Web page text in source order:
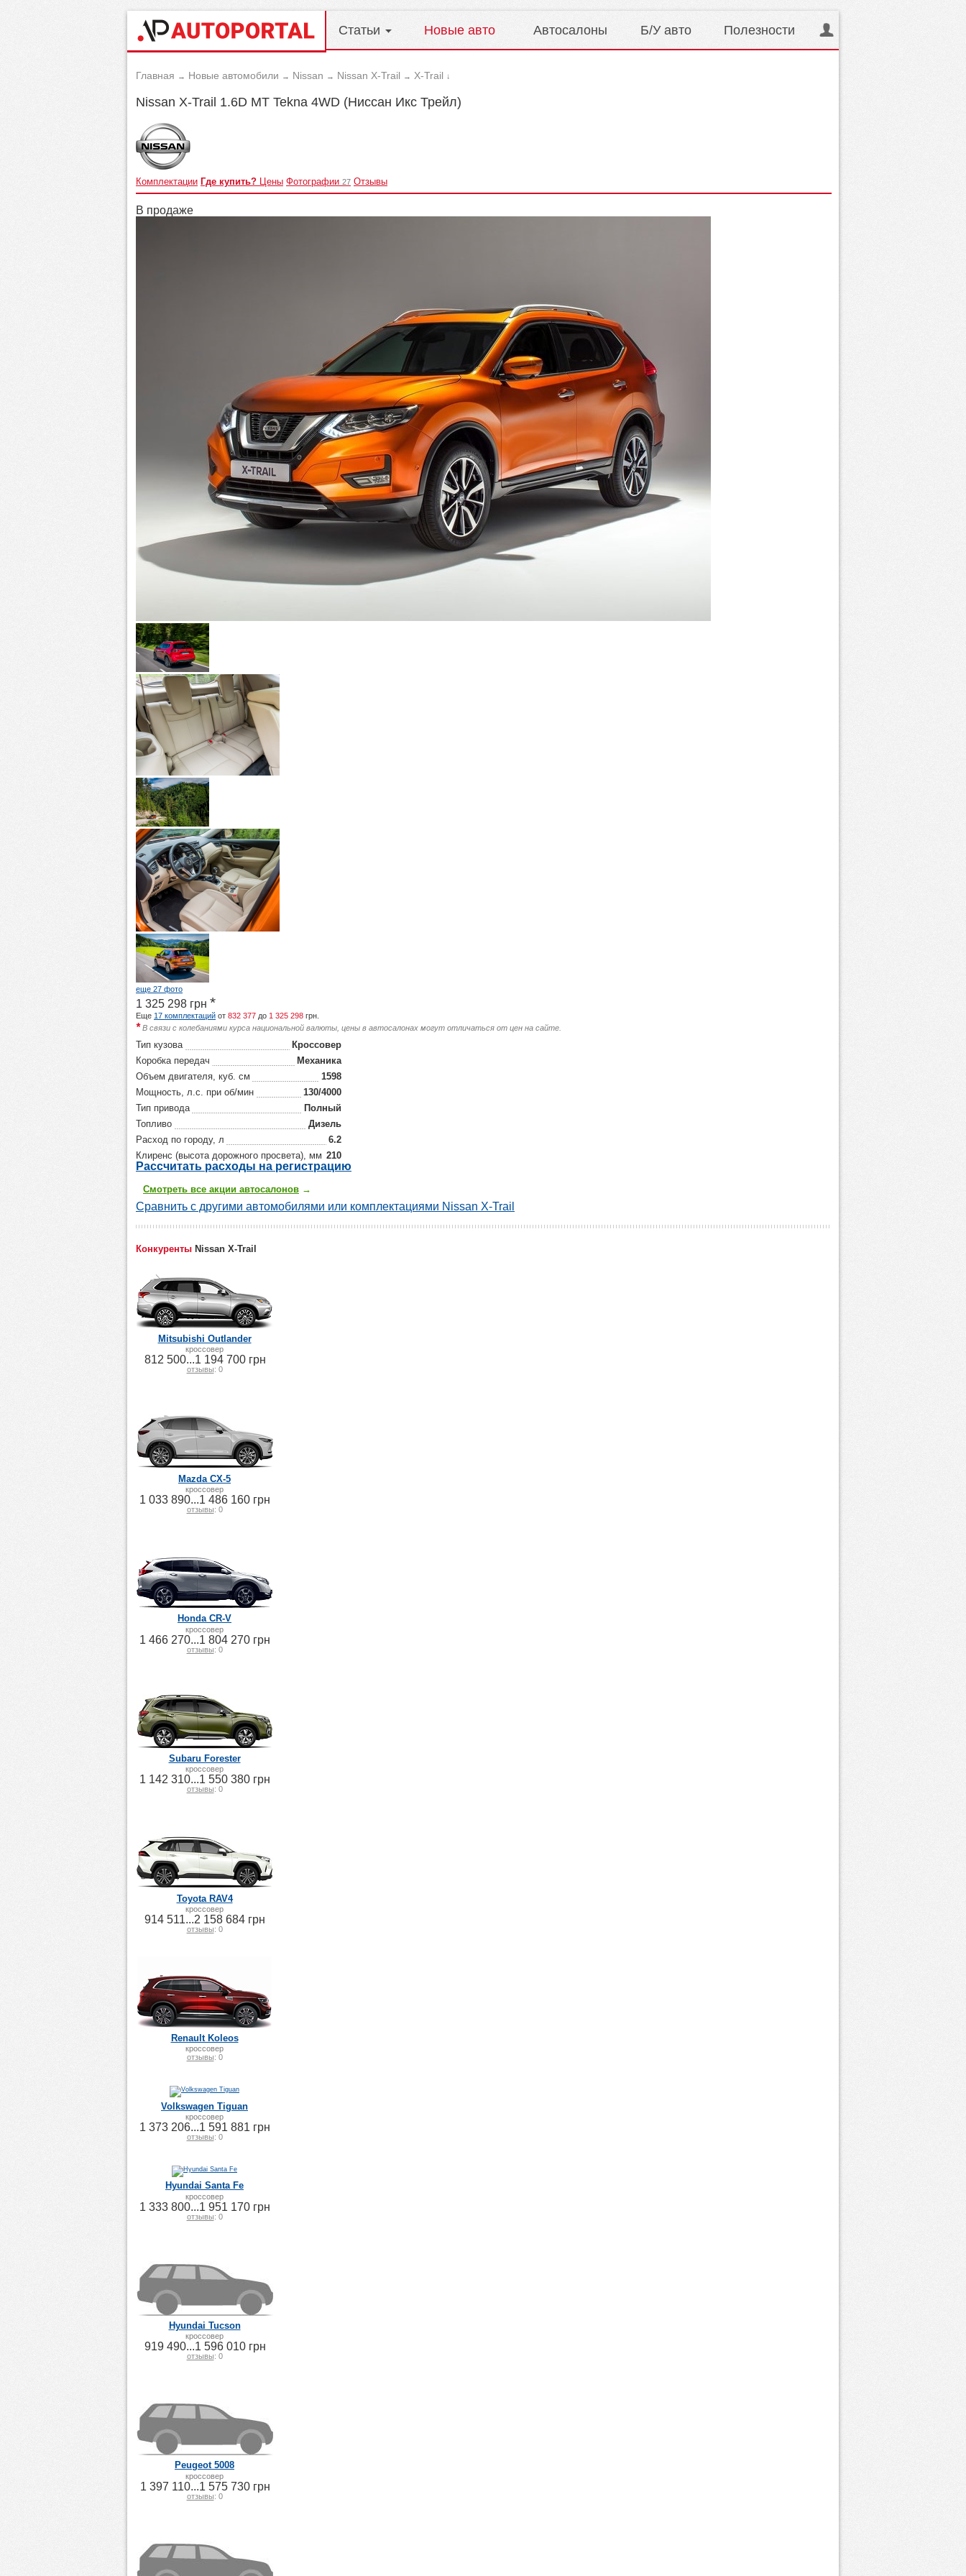
Статьи Новые авто Автосалоны Б/У авто Полезности
Главная → Новые автомобили → Nissan → Nissan X-Trail → X-Trail ↓
Nissan X-Trail 1.6D MT Tekna 4WD (Ниссан Икс Трейл)
Комплектации Где купить? Цены Фотографии 27 Отзывы
В продаже
еще 27 фото
1 325 298 грн *
Еще 17 комплектаций от 832 377 до 1 325 298 грн.
*В связи с колебаниями курса национальной валюты, цены в автосалонах могут отличаться от цен на сайте.
Тип кузова
Кроссовер
Коробка передач
Механика
Объем двигателя, куб. см
1598
Мощность, л.с. при об/мин
130/4000
Тип привода
Полный
Топливо
Дизель
Расход по городу, л
6.2
Клиренс (высота дорожного просвета), мм 210
Рассчитать расходы на регистрацию
Смотреть все акции автосалонов →
Сравнить с другими автомобилями или комплектациями Nissan X-Trail
Конкуренты Nissan X-Trail
Mitsubishi Outlander
кроссовер
812 500...1 194 700 грн
отзывы: 0
Mazda CX-5
кроссовер
1 033 890...1 486 160 грн
отзывы: 0
Honda CR-V
кроссовер
1 466 270...1 804 270 грн
отзывы: 0
Subaru Forester
кроссовер
1 142 310...1 550 380 грн
отзывы: 0
Toyota RAV4
кроссовер
914 511...2 158 684 грн
отзывы: 0
Renault Koleos
кроссовер
отзывы: 0
Volkswagen Tiguan
кроссовер
1 373 206...1 591 881 грн
отзывы: 0
Hyundai Santa Fe
кроссовер
1 333 800...1 951 170 грн
отзывы: 0
Hyundai Tucson
кроссовер
919 490...1 596 010 грн
отзывы: 0
Peugeot 5008
кроссовер
1 397 110...1 575 730 грн
отзывы: 0